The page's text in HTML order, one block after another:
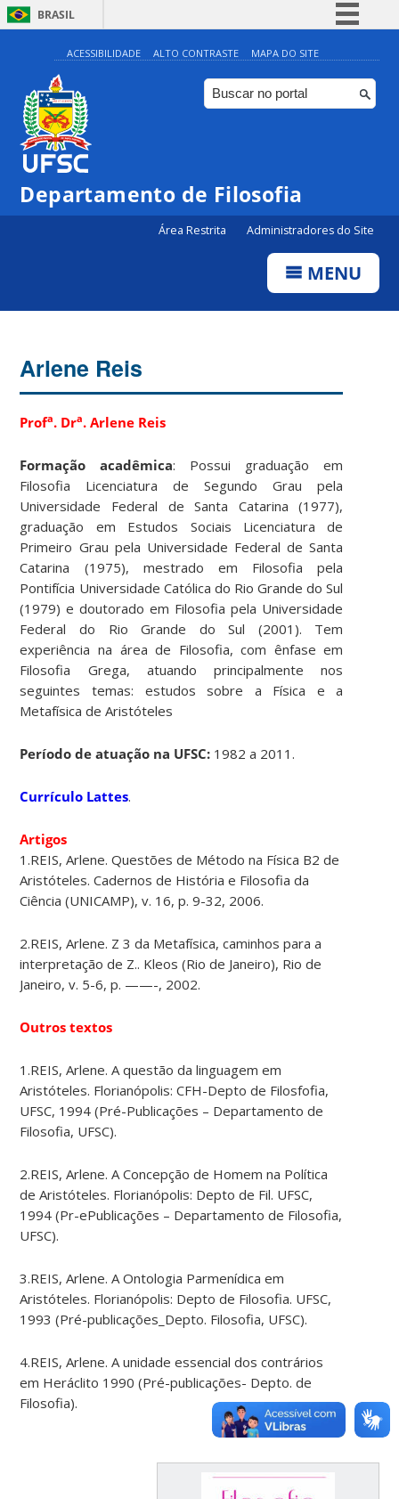
BRASIL
Simplifique!
Comunica BR
Participe
Canais
ACESSIBILIDADE ALTO CONTRASTE MAPA DO SITE
Departamento de Filosofia
Área Restrita Administradores do Site
MENU
Arlene Reis
Profa. Dra. Arlene Reis
Formação acadêmica: Possui graduação em
Filosofia Licenciatura de Segundo Grau pela
Universidade Federal de Santa Catarina (1977),
graduação em Estudos Sociais Licenciatura de
Primeiro Grau pela Universidade Federal de Santa
Catarina (1975), mestrado em Filosofia pela
Pontifícia Universidade Católica do Rio Grande do Sul
(1979) e doutorado em Filosofia pela Universidade
Federal do Rio Grande do Sul (2001). Tem
experiência na área de Filosofia, com ênfase em
Filosofia Grega, atuando principalmente nos
seguintes temas: estudos sobre a Física e a
Metafísica de Aristóteles
Período de atuação na UFSC: 1982 a 2011.
Currículo Lattes.
Artigos
1.REIS, Arlene. Questões de Método na Física B2 de
Aristóteles. Cadernos de História e Filosofia da
Ciência (UNICAMP), v. 16, p. 9-32, 2006.
2.REIS, Arlene. Z 3 da Metafísica, caminhos para a
interpretação de Z.. Kleos (Rio de Janeiro), Rio de
Janeiro, v. 5-6, p. ——-, 2002.
Outros textos
1.REIS, Arlene. A questão da linguagem em
Aristóteles. Florianópolis: CFH-Depto de Filosfofia,
UFSC, 1994 (Pré-Publicações – Departamento de
Filosofia, UFSC).
2.REIS, Arlene. A Concepção de Homem na Política
de Aristóteles. Florianópolis: Depto de Fil. UFSC,
1994 (Pr-ePublicações – Departamento de Filosofia,
UFSC).
3.REIS, Arlene. A Ontologia Parmenídica em
Aristóteles. Florianópolis: Depto de Filosofia. UFSC,
1993 (Pré-publicações_Depto. Filosofia, UFSC).
4.REIS, Arlene. A unidade essencial dos contrários
em Heráclito 1990 (Pré-publicações- Depto. de
Filosofia).